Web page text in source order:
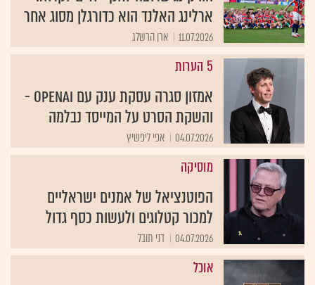
ארלינג האלנד הוא כדורגלן מסוג אחר
11.07.2026 ארן הרשלג
5 הערות
אמזון סגרה עסקת ענק עם openAI -
והשקת הסרט על המייסד נבלמה
04.07.2026 אפי ליפשיץ
מוסיקה
הפוטנציאל של אמנים ישראליים
למכור קטלוגים ולעשות כסף גדול
04.07.2026 דני תובל
אוכל